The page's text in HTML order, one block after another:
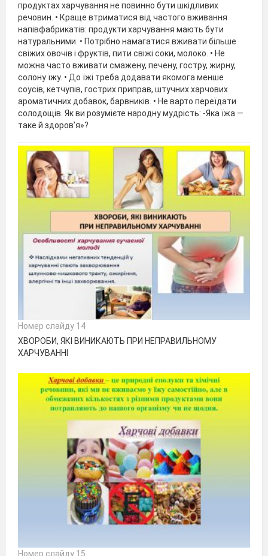
продуктах харчування не повинно бути шкідливих
речовин. • Краще втриматися від частого вживання
напівфабрикатів: продукти харчування мають бути
натуральними. • Потрібно намагатися вживати більше
свіжих овочів і фруктів, пити свіжі соки, молоко. • Не
можна часто вживати смажену, печену, гостру, жирну,
солону їжу. • До їжі треба додавати якомога менше
соусів, кетчупів, гострих приправ, штучних харчових
ароматичних добавок, барвників. • Не варто переїдати
солодощів. Як ви розумієте народну мудрість: -Яка їжа —
таке й здоров’я»?
Номер слайду 14
ХВОРОБИ, ЯКІ ВИНИКАЮТЬ ПРИ НЕПРАВИЛЬНОМУ
ХАРЧУВАННІ
Номер слайду 15